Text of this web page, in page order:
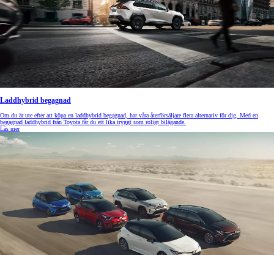
Laddhybrid begagnad
Om du är ute efter att köpa en laddhybrid begagnad, har våra återförsäljare flera alternativ för dig. Med en
begagnad laddhybrid från Toyota får du ett lika tryggt som roligt bilägande.
Läs mer